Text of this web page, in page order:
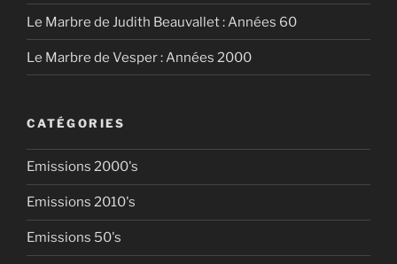
Le Marbre de Judith Beauvallet : Années 60
Le Marbre de Vesper : Années 2000
CATÉGORIES
Emissions 2000's
Emissions 2010's
Emissions 50's